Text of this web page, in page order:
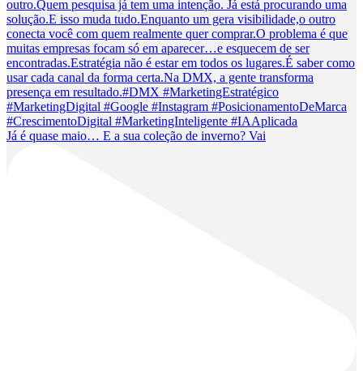
Já é quase maio… E a sua coleção de inverno? Vai